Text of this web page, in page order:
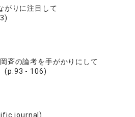
がりに注目して
斉の論考を手がかりにして
(p.93 - 106)
journal)